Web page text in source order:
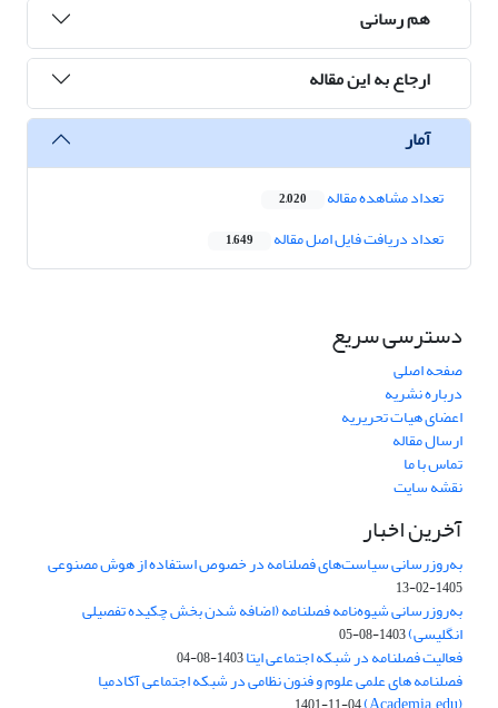
هم رسانی
ارجاع به این مقاله
آمار
تعداد مشاهده مقاله 2,020
تعداد دریافت فایل اصل مقاله 1,649
دسترسی سریع
صفحه اصلی
درباره نشریه
اعضای هیات تحریریه
ارسال مقاله
تماس با ما
نقشه سایت
آخرین اخبار
به‌روزرسانی سیاست‌های فصلنامه در خصوص استفاده از هوش مصنوعی
1405-02-13
به‌روزرسانی شیوه‌نامه فصلنامه (اضافه شدن بخش چکیده تفصیلی
انگلیسی)1403-08-05
فعالیت فصلنامه در شبکه اجتماعی ایتا1403-08-04
فصلنامه های علمی علوم و فنون نظامی در شبکه اجتماعی آکادمیا